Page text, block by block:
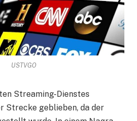
USTVGO
Streaming-Dienstes
Strecke geblieben, da der